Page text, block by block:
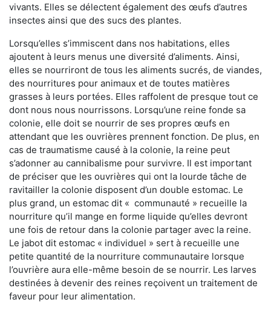
vivants. Elles se délectent également des œufs d’autres
insectes ainsi que des sucs des plantes.
Lorsqu’elles s’immiscent dans nos habitations, elles
ajoutent à leurs menus une diversité d’aliments. Ainsi,
elles se nourriront de tous les aliments sucrés, de viandes,
des nourritures pour animaux et de toutes matières
grasses à leurs portées. Elles raffolent de presque tout ce
dont nous nous nourrissons. Lorsqu’une reine fonde sa
colonie, elle doit se nourrir de ses propres œufs en
attendant que les ouvrières prennent fonction. De plus, en
cas de traumatisme causé à la colonie, la reine peut
s’adonner au cannibalisme pour survivre. Il est important
de préciser que les ouvrières qui ont la lourde tâche de
ravitailler la colonie disposent d’un double estomac. Le
plus grand, un estomac dit « communauté » recueille la
nourriture qu’il mange en forme liquide qu’elles devront
une fois de retour dans la colonie partager avec la reine.
Le jabot dit estomac « individuel » sert à recueille une
petite quantité de la nourriture communautaire lorsque
l’ouvrière aura elle-même besoin de se nourrir. Les larves
destinées à devenir des reines reçoivent un traitement de
faveur pour leur alimentation.